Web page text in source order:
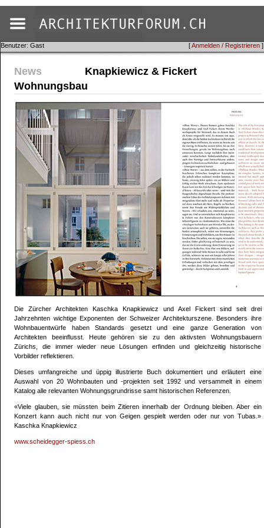
[Anmelden / Registrieren ]
Benutzer: Gast
News
Knapkiewicz & Fickert
Wohnungsbau
Die Zürcher Architekten Kaschka Knapkiewicz und Axel Fickert sind seit drei
Jahrzehnten wichtige Exponenten der Schweizer Architekturszene. Besonders ihre
Wohnbauentwürfe haben Standards gesetzt und eine ganze Generation von
Architekten beeinflusst. Heute gehören sie zu den aktivsten Wohnungsbauern
Zürichs, die immer wieder neue Lösungen erfinden und gleichzeitig historische
Vorbilder reflektieren.
Dieses umfangreiche und üppig illustrierte Buch dokumentiert und erläutert eine
Auswahl von 20 Wohnbauten und -projekten seit 1992 und versammelt in einem
Katalog alle relevanten Wohnungsgrundrisse samt historischen Referenzen.
«Viele glauben, sie müssten beim Zitieren innerhalb der Ordnung bleiben. Aber ein
Konzert kann auch nicht nur von Geigen gespielt werden oder nur von Tubas.»
Kaschka Knapkiewicz
www.scheidegger-spiess.ch